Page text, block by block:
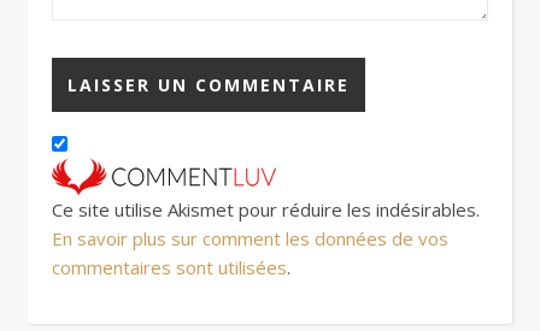
Ce site utilise Akismet pour réduire les indésirables.
En savoir plus sur comment les données de vos
commentaires sont utilisées.